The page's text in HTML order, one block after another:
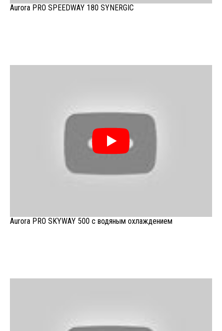
Aurora PRO SPEEDWAY 180 SYNERGIC
Aurora PRO SKYWAY 500 с водяным охлаждением